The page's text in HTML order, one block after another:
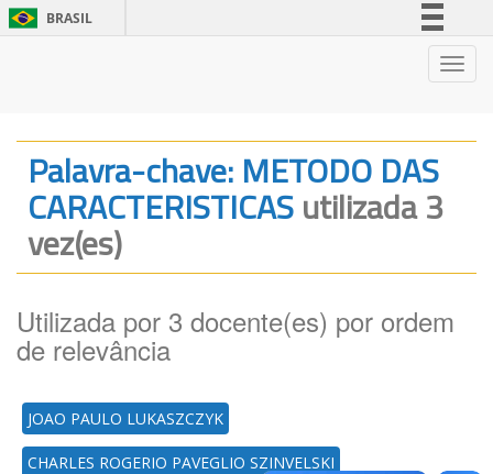
BRASIL
Legislação
Canais
Palavra-chave: METODO DAS
CARACTERISTICASutilizada 3
vez(es)
Utilizada por 3 docente(es) por ordem
de relevância
JOAO PAULO LUKASZCZYK
CHARLES ROGERIO PAVEGLIO SZINVELSKI